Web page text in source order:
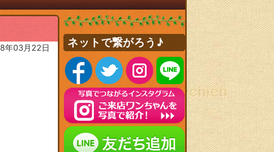
年03月22日 ネットで繋がろう♪